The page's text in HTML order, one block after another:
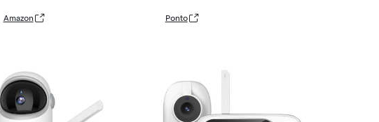
Amazon Ponto